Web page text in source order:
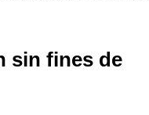
sin fines de